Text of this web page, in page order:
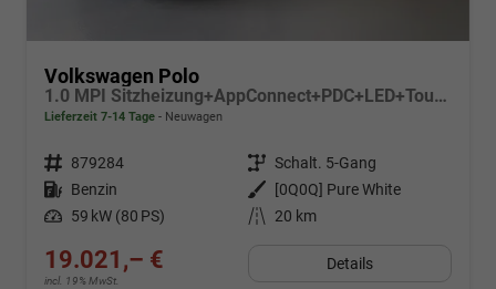
Volkswagen Polo
1.0 MPI Sitzheizung+AppConnect+PDC+LED+Touch+Lichtsensor+MultiLenkrad
Lieferzeit 7-14 Tage Neuwagen
Fahrzeugnr. 879284 Getriebe Schalt. 5-Gang
Kraftstoff Benzin Außenfarbe
[0Q0Q] Pure White
Leistung 59 kW (80 PS) Kilometerstand 20 km
19.021,– €
incl. 19% MwSt.
Details